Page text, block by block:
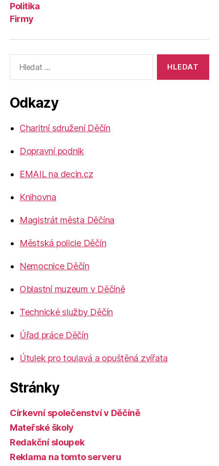
Politika
Firmy
vyhledávání:
Odkazy
Charitní sdružení Děčín
Dopravní podnik
EMAIL na decin.cz
Knihovna
Magistrát města Děčína
Městská policie Děčín
Nemocnice Děčín
Oblastní muzeum v Děčíně
Technické služby Děčín
Úřad práce Děčín
Útulek pro toulavá a opuštěná zvířata
Stránky
Církevní společenství v Děčíně
Mateřské školy
Redakční sloupek
Reklama na tomto serveru